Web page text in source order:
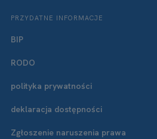
PRZYDATNE INFORMACJE
BIP
RODO
polityka prywatności
deklaracja dostępności
Zgłoszenie naruszenia prawa